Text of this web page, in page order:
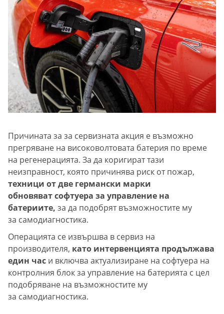
Причината за за сервизната акция е възможно
прегряване на високоволтовата батерия по време
на регенерацията. За да коригират тази
неизправност, която причинява риск от пожар,
техници от две германски марки
обновяват софтуера за управление на
батериите, за да подобрят възможностите му
за самодиагностика.
Операцията се извършва в сервиз на
производителя, като интервенцията продължава
един час и включва актуализиране на софтуера на
контролния блок за управление на батерията с цел
подобряване на възможностите му
за самодиагностика.